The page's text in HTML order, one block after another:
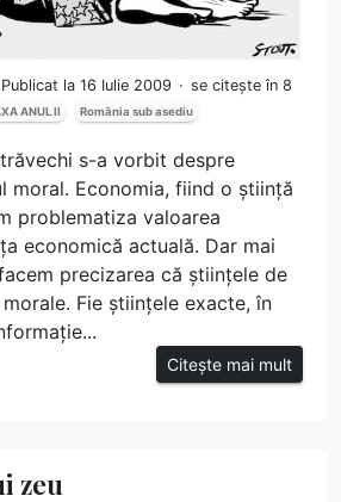
Publicat la 16 Iulie 2009
se citește în 8
ANUL II România sub asediu
s-a vorbit despre
moral. Economia, fiind o știință
problematiza valoarea
economică actuală. Dar mai
precizarea că științele de
Fie științele exacte, în
Citește mai mult
zeu